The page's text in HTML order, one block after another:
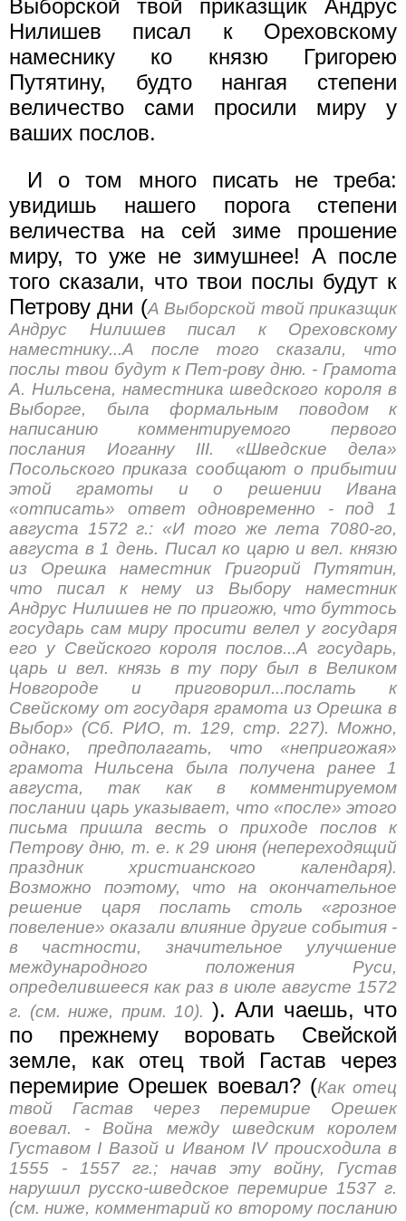
Выборской твой приказщик Андрус
Нилишев писал к Ореховскому
намеснику ко князю Григорею
Путятину, будто нангая степени
величество сами просили миру у
ваших послов.
И о том много писать не треба:
увидишь нашего порога степени
величества на сей зиме прошение
миру, то уже не зимушнее! А после
того сказали, что твои послы будут к
Петрову дни (А Выборской твой приказщик
Андрус Нилишев писал к Ореховскому
наместнику...А после того сказали, что
послы твои будут к Пет-рову дню. - Грамота
А. Нильсена, наместника шведского короля в
Выборге, была формальным поводом к
написанию комментируемого первого
послания Иоганну III. «Шведские дела»
Посольского приказа сообщают о прибытии
этой грамоты и о решении Ивана
«отписать» ответ одновременно - под 1
августа 1572 г.: «И того же лета 7080-го,
августа в 1 день. Писал ко царю и вел. князю
из Орешка наместник Григорий Путятин,
что писал к нему из Выбору наместник
Андрус Нилишев не по пригожю, что буттось
государь сам миру просити велел у государя
его у Свейского короля послов...А государь,
царь и вел. князь в ту пору был в Великом
Новгороде и приговорил...послать к
Свейскому от государя грамота из Орешка в
Выбор» (Сб. РИО, т. 129, стр. 227). Можно,
однако, предполагать, что «непригожая»
грамота Нильсена была получена ранее 1
августа, так как в комментируемом
послании царь указывает, что «после» этого
письма пришла весть о приходе послов к
Петрову дню, т. е. к 29 июня (непереходящий
праздник христианского календаря).
Возможно поэтому, что на окончательное
решение царя послать столь «грозное
повеление» оказали влияние другие события -
в частности, значительное улучшение
международного положения Руси,
определившееся как раз в июле августе 1572
г. (см. ниже, прим. 10). ). Али чаешь, что
по прежнему воровать Свейской
земле, как отец твой Гастав через
перемирие Орешек воевал? (Как отец
твой Гастав через перемирие Орешек
воевал. - Война между шведским королем
Густавом I Вазой и Иваном IV происходила в
1555 - 1557 гг.; начав эту войну, Густав
нарушил русско-шведское перемирие 1537 г.
(см. ниже, комментарий ко второму посланию